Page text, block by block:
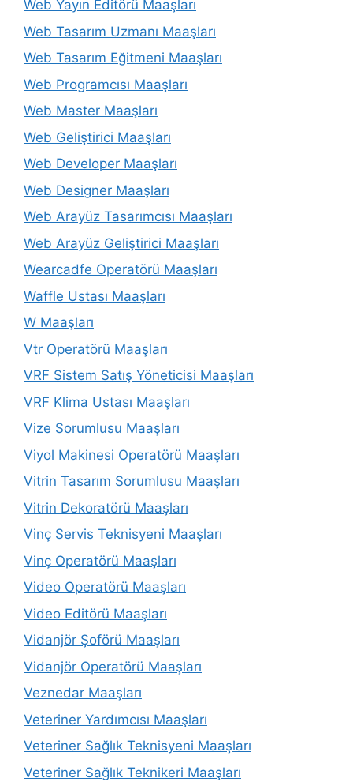
Web Yayın Editörü Maaşları
Web Tasarım Uzmanı Maaşları
Web Tasarım Eğitmeni Maaşları
Web Programcısı Maaşları
Web Master Maaşları
Web Geliştirici Maaşları
Web Developer Maaşları
Web Designer Maaşları
Web Arayüz Tasarımcısı Maaşları
Web Arayüz Geliştirici Maaşları
Wearcadfe Operatörü Maaşları
Waffle Ustası Maaşları
W Maaşları
Vtr Operatörü Maaşları
VRF Sistem Satış Yöneticisi Maaşları
VRF Klima Ustası Maaşları
Vize Sorumlusu Maaşları
Viyol Makinesi Operatörü Maaşları
Vitrin Tasarım Sorumlusu Maaşları
Vitrin Dekoratörü Maaşları
Vinç Servis Teknisyeni Maaşları
Vinç Operatörü Maaşları
Video Operatörü Maaşları
Video Editörü Maaşları
Vidanjör Şoförü Maaşları
Vidanjör Operatörü Maaşları
Veznedar Maaşları
Veteriner Yardımcısı Maaşları
Veteriner Sağlık Teknisyeni Maaşları
Veteriner Sağlık Teknikeri Maaşları